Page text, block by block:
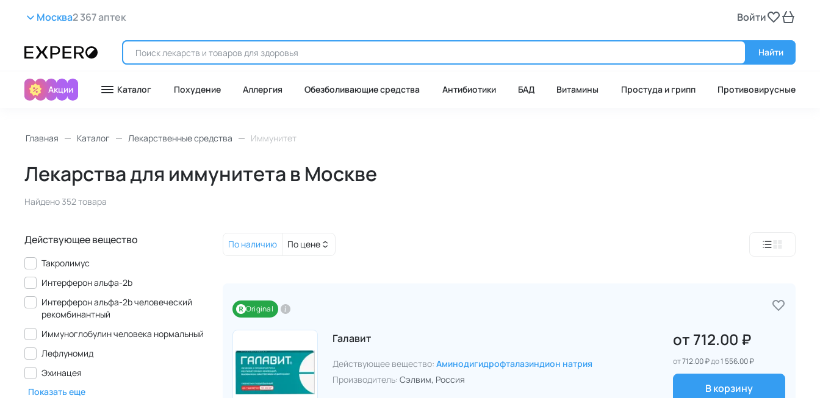
Москва2 367 аптек Войти
Найти
Акции Каталог Похудение Аллергия Обезболивающие средства Антибиотики БАД Витамины Простуда и грипп Противовирусные
Главная Каталог Лекарственные средства Иммунитет
Лекарства для иммунитета в Москве
Найдено 352 товара
Действующее вещество
Такролимус
Интерферон альфа-2b
Интерферон альфа-2b человеческий
рекомбинантный
Иммуноглобулин человека нормальный
Лефлуномид
Эхинацея
Показать еще
По наличию По цене
Original
Галавит
Действующее вещество: Аминодигидрофталазиндион натрия
Производитель: Сэлвим, Россия
от 712.00 ₽
от712.00 ₽до1 556.00 ₽
В корзину